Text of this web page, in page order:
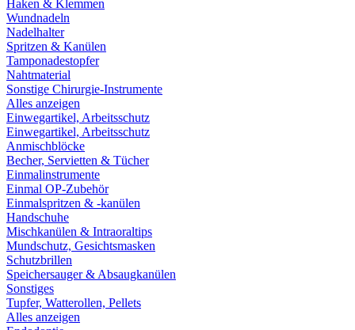
Haken & Klemmen
Wundnadeln
Nadelhalter
Spritzen & Kanülen
Tamponadestopfer
Nahtmaterial
Sonstige Chirurgie-Instrumente
Alles anzeigen
Einwegartikel, Arbeitsschutz
Einwegartikel, Arbeitsschutz
Anmischblöcke
Becher, Servietten & Tücher
Einmalinstrumente
Einmal OP-Zubehör
Einmalspritzen & -kanülen
Handschuhe
Mischkanülen & Intraoraltips
Mundschutz, Gesichtsmasken
Schutzbrillen
Speichersauger & Absaugkanülen
Sonstiges
Tupfer, Watterollen, Pellets
Alles anzeigen